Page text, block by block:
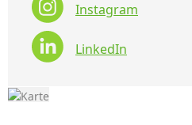
Instagram
LinkedIn